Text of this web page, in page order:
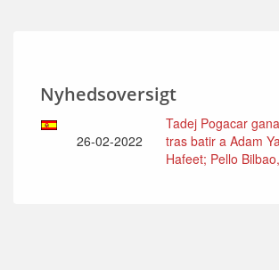
Nyhedsoversigt
26-02-2022
Tadej Pogacar
tras batir a Adam
Hafeet; Pello